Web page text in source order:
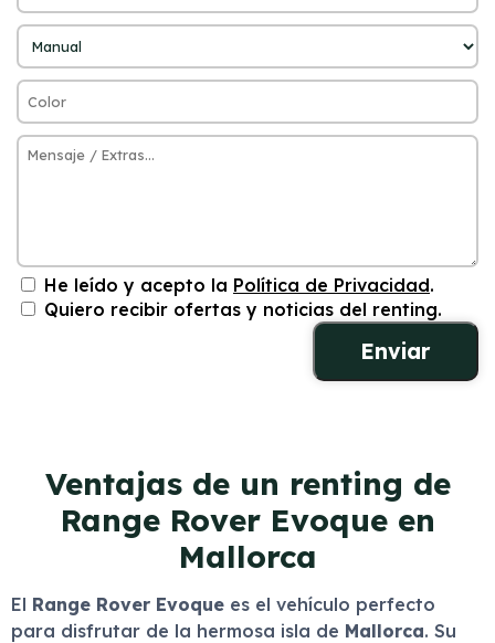
He leído y acepto la Política de Privacidad.
Quiero recibir ofertas y noticias del renting.
Ventajas de un renting de
Range Rover Evoque en
Mallorca
El Range Rover Evoque es el vehículo perfecto
para disfrutar de la hermosa isla de Mallorca. Su